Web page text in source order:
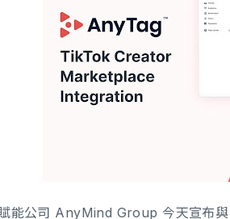
能公司 AnyMind Group 今天宣布